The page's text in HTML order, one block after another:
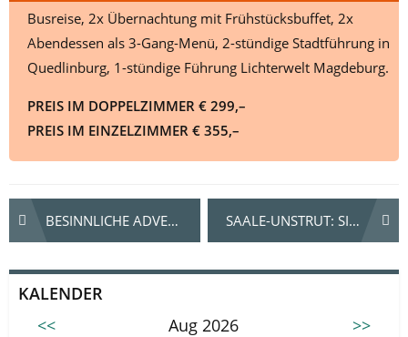
Busreise, 2x Übernachtung mit Frühstücksbuffet, 2x
Abendessen als 3-Gang-Menü, 2-stündige Stadtführung in
Quedlinburg, 1-stündige Führung Lichterwelt Magdeburg.
PREIS IM DOPPELZIMMER € 299,–
PREIS IM EINZELZIMMER € 355,–
Beitrags-
Navigation
BESINNLICHE ADVENTSZEIT IN DEN VERSCHNEITEN BERGEN TIROLS SAALE-UNSTRUT: SILVESTER FEIERN IN DER „TOSKANA DES NORDENS“
KALENDER
<<
Aug 2026 >>